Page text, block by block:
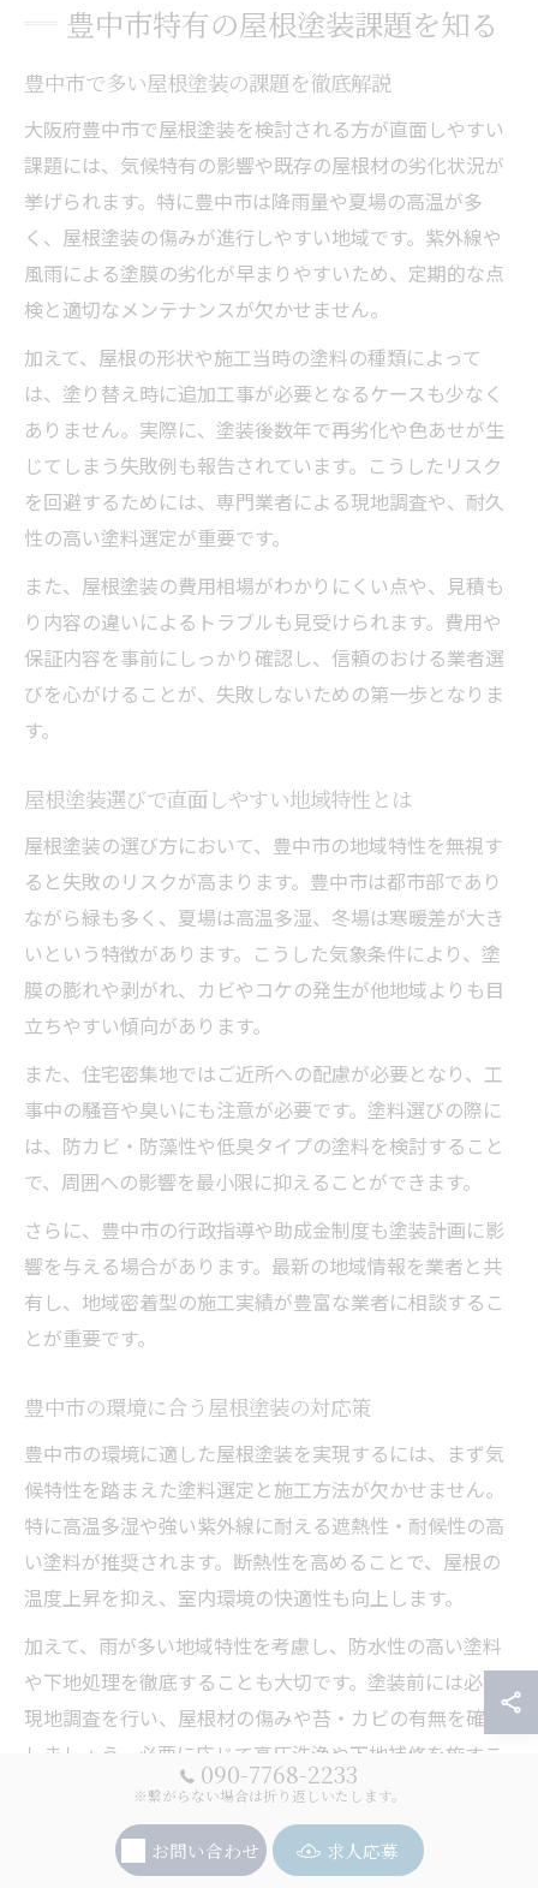
豊中市特有の屋根塗装課題を知る
豊中市で多い屋根塗装の課題を徹底解説
大阪府豊中市で屋根塗装を検討される方が直面しやすい
課題には、気候特有の影響や既存の屋根材の劣化状況が
挙げられます。特に豊中市は降雨量や夏場の高温が多
く、屋根塗装の傷みが進行しやすい地域です。紫外線や
風雨による塗膜の劣化が早まりやすいため、定期的な点
検と適切なメンテナンスが欠かせません。
加えて、屋根の形状や施工当時の塗料の種類によって
は、塗り替え時に追加工事が必要となるケースも少なく
ありません。実際に、塗装後数年で再劣化や色あせが生
じてしまう失敗例も報告されています。こうしたリスク
を回避するためには、専門業者による現地調査や、耐久
性の高い塗料選定が重要です。
また、屋根塗装の費用相場がわかりにくい点や、見積も
り内容の違いによるトラブルも見受けられます。費用や
保証内容を事前にしっかり確認し、信頼のおける業者選
びを心がけることが、失敗しないための第一歩となりま
す。
屋根塗装選びで直面しやすい地域特性とは
屋根塗装の選び方において、豊中市の地域特性を無視す
ると失敗のリスクが高まります。豊中市は都市部であり
ながら緑も多く、夏場は高温多湿、冬場は寒暖差が大き
いという特徴があります。こうした気象条件により、塗
膜の膨れや剥がれ、カビやコケの発生が他地域よりも目
立ちやすい傾向があります。
また、住宅密集地ではご近所への配慮が必要となり、工
事中の騒音や臭いにも注意が必要です。塗料選びの際に
は、防カビ・防藻性や低臭タイプの塗料を検討すること
で、周囲への影響を最小限に抑えることができます。
さらに、豊中市の行政指導や助成金制度も塗装計画に影
響を与える場合があります。最新の地域情報を業者と共
有し、地域密着型の施工実績が豊富な業者に相談するこ
とが重要です。
豊中市の環境に合う屋根塗装の対応策
豊中市の環境に適した屋根塗装を実現するには、まず気
候特性を踏まえた塗料選定と施工方法が欠かせません。
特に高温多湿や強い紫外線に耐える遮熱性・耐候性の高
い塗料が推奨されます。断熱性を高めることで、屋根の
温度上昇を抑え、室内環境の快適性も向上します。
加えて、雨が多い地域特性を考慮し、防水性の高い塗料
や下地処理を徹底することも大切です。塗装前には必ず
現地調査を行い、屋根材の傷みや苔・カビの有無を確認
しましょう。必要に応じて高圧洗浄や下地補修を施すこ
とで、塗膜の密着性と耐久性を確保できます。
施工後には定期点検やアフターフォロー体制の整った業
者を選ぶことで、長期的な安心につながります。地域密
090-7768-2233
※繋がらない場合は折り返しいたします。
お問い合わせ 求人応募